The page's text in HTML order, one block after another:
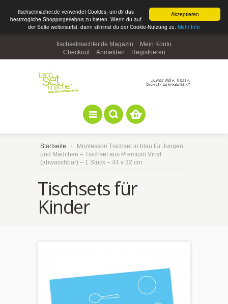
Akzeptieren
tischsetmacher.de verwendet Cookies, um dir das
bestmögliche Shoppingerlebnis zu bieten. Wenn du auf
der Seite weitersurfst, dann stimmst du der Cookie-Nutzung zu. Mehr Info
tischsetmachter.de Magazin
Mein Konto
Checkout
Anmelden Registrieren
Startseite
Montessori Tischset in blau für Jungen
und Mädchen – Tischset aus Premium Vinyl
(abwaschbar) – 1 Stück – 44 x 32 cm
Tischsets für
Kinder